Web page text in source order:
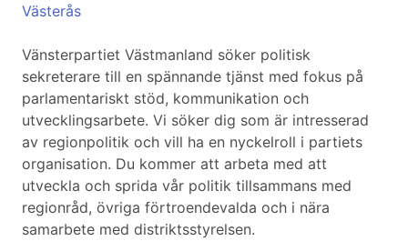
Västerås
Vänsterpartiet Västmanland söker politisk
sekreterare till en spännande tjänst med fokus på
parlamentariskt stöd, kommunikation och
utvecklingsarbete. Vi söker dig som är intresserad
av regionpolitik och vill ha en nyckelroll i partiets
organisation. Du kommer att arbeta med att
utveckla och sprida vår politik tillsammans med
regionråd, övriga förtroendevalda och i nära
samarbete med distriktsstyrelsen.